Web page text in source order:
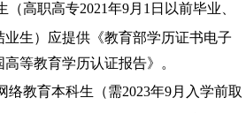
（高职高专2021年9月1日以前毕业、
生） 应提供《教育部学历证书电子
等教育学历认证报告》 。
络教育本科生（需2023年9月入学前取